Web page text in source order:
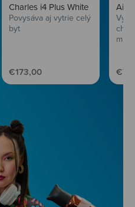
Charles i4 Plus White
Povysáva aj vytrie celý
byt
Predajná cena
€173,00